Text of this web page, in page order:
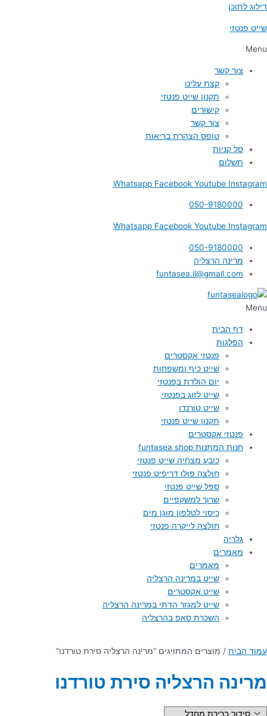
דילוג לתוכן
שייט פנטזי
Menu
צור קשר
קצת עלינו
תקנון שייט פנטזי
קישורים
צור קשר
טופס הצהרת בריאות
סל קניות
תשלום
Whatsapp Facebook Youtube Instagram
050-9180000
Whatsapp Facebook Youtube Instagram
050-9180000
מרינה הרצליה
funtasea.il@gmail.com
Menu
דף הבית
הפלגות
פנטזי אקסטרים
שייט כיף ומשפחות
יום הולדת בפנטזי
שייט לזוג בפנטזי
שייט טורנדו
תקנון שייט פנטזי
פנטזי אקסטרים
חנות המתנות funtasea shop
כובע מצחיה שייט פנטזי
חולצה פולו דריפיט פנטזי
ספל שייט פנטזי
שרוך למשקפיים
כיסוי לטלפון מוגן מים
חולצה לייקרה פנטזי
גלריה
מאמרים
מאמרים
שייט במרינה הרצליה
שייט אקסטרים
שייט למגזר הדתי במרינה הרצליה
השכרת סאפ בהרצליה
עמוד הבית / מוצרים המתויגים “מרינה הרצליה סירת טורדנו”
מרינה הרצליה סירת טורדנו